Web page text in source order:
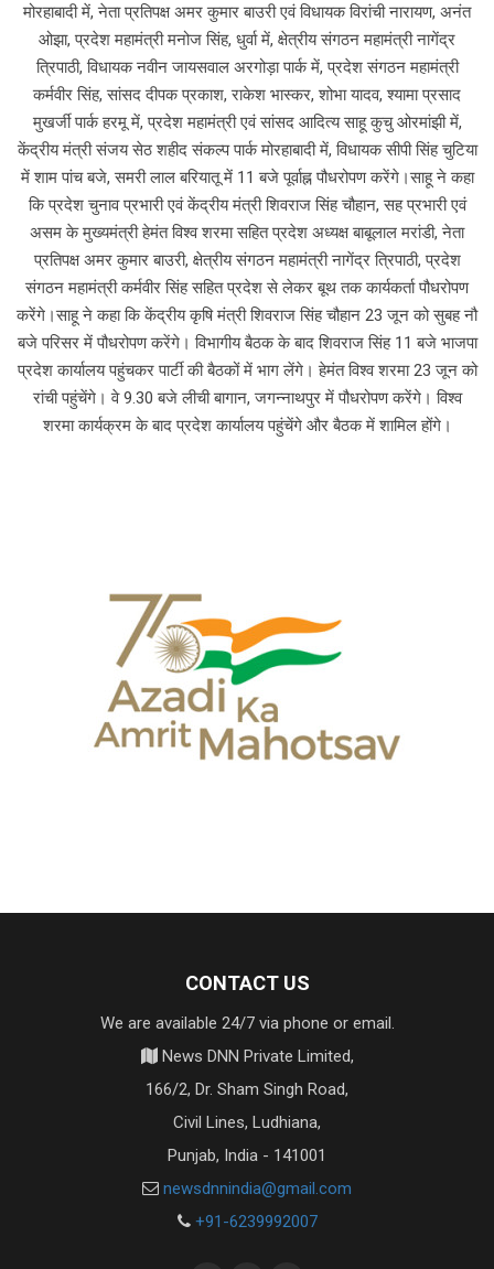
मोरहाबादी में, नेता प्रतिपक्ष अमर कुमार बाउरी एवं विधायक विरांची नारायण, अनंत
ओझा, प्रदेश महामंत्री मनोज सिंह, धुर्वा में, क्षेत्रीय संगठन महामंत्री नागेंद्र
त्रिपाठी, विधायक नवीन जायसवाल अरगोड़ा पार्क में, प्रदेश संगठन महामंत्री
कर्मवीर सिंह, सांसद दीपक प्रकाश, राकेश भास्कर, शोभा यादव, श्यामा प्रसाद
मुखर्जी पार्क हरमू में, प्रदेश महामंत्री एवं सांसद आदित्य साहू कुचु ओरमांझी में,
केंद्रीय मंत्री संजय सेठ शहीद संकल्प पार्क मोरहाबादी में, विधायक सीपी सिंह चुटिया
में शाम पांच बजे, समरी लाल बरियातू में 11 बजे पूर्वाह्न पौधरोपण करेंगे।साहू ने कहा
कि प्रदेश चुनाव प्रभारी एवं केंद्रीय मंत्री शिवराज सिंह चौहान, सह प्रभारी एवं
असम के मुख्यमंत्री हेमंत विश्व शरमा सहित प्रदेश अध्यक्ष बाबूलाल मरांडी, नेता
प्रतिपक्ष अमर कुमार बाउरी, क्षेत्रीय संगठन महामंत्री नागेंद्र त्रिपाठी, प्रदेश
संगठन महामंत्री कर्मवीर सिंह सहित प्रदेश से लेकर बूथ तक कार्यकर्ता पौधरोपण
करेंगे।साहू ने कहा कि केंद्रीय कृषि मंत्री शिवराज सिंह चौहान 23 जून को सुबह नौ
बजे परिसर में पौधरोपण करेंगे। विभागीय बैठक के बाद शिवराज सिंह 11 बजे भाजपा
प्रदेश कार्यालय पहुंचकर पार्टी की बैठकों में भाग लेंगे। हेमंत विश्व शरमा 23 जून को
रांची पहुंचेंगे। वे 9.30 बजे लीची बागान, जगन्नाथपुर में पौधरोपण करेंगे। विश्व
शरमा कार्यक्रम के बाद प्रदेश कार्यालय पहुंचेंगे और बैठक में शामिल होंगे।
CONTACT US
We are available 24/7 via phone or email.
News DNN Private Limited,
166/2, Dr. Sham Singh Road,
Civil Lines, Ludhiana,
Punjab, India - 141001
newsdnnindia@gmail.com
+91-6239992007